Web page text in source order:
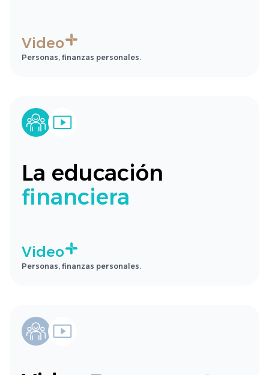
Video
Personas, finanzas personales.
La educación
financiera
Video
Personas, finanzas personales.